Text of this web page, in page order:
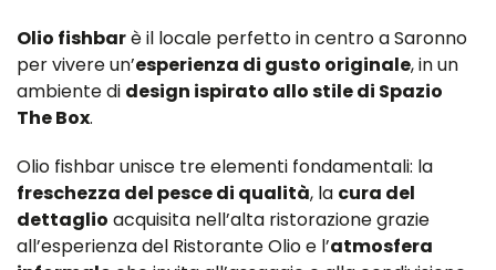
Olio fishbarè il locale perfetto in centro a Saronno
per vivere un’esperienza di gusto originale, in un
ambiente di design ispirato allo stile di Spazio
The Box.
Olio fishbar unisce tre elementi fondamentali: la
freschezza del pesce di qualità, la cura del
dettaglio acquisita nell’alta ristorazione grazie
all’esperienza del Ristorante Olio e l’atmosfera